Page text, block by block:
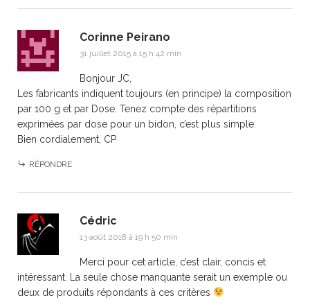
Corinne Peirano
31 juillet 2015 à 15 h 42 min
Bonjour JC,
Les fabricants indiquent toujours (en principe) la composition
par 100 g et par Dose. Tenez compte des répartitions
exprimées par dose pour un bidon, c’est plus simple.
Bien cordialement, CP
RÉPONDRE
Cédric
13 août 2018 à 19 h 50 min
Merci pour cet article, c’est clair, concis et
intéressant. La seule chose manquante serait un exemple ou
deux de produits répondants à ces critères